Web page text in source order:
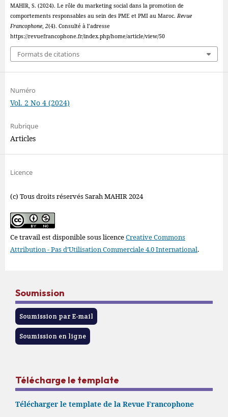
MAHIR, S. (2024). Le rôle du marketing social dans la promotion de
comportements responsables au sein des PME et PMI au Maroc. Revue
Francophone, 2(4). Consulté à l’adresse
https://revuefrancophone.fr/index.php/home/article/view/50
Formats de citations
Numéro
Vol. 2 No 4 (2024)
Rubrique
Articles
Licence
(c) Tous droits réservés Sarah MAHIR 2024
Ce travail est disponible sous licenceCreative Commons
Attribution - Pas d’Utilisation Commerciale 4.0 International.
Soumission
Soumission par E-mail
Soumission en ligne
Télécharge le template
Télécharger le template de la Revue Francophone